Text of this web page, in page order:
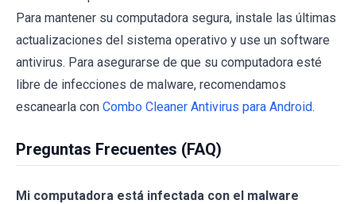
Para mantener su computadora segura, instale las últimas
actualizaciones del sistema operativo y use un software
antivirus. Para asegurarse de que su computadora esté
libre de infecciones de malware, recomendamos
escanearla con Combo Cleaner Antivirus para Android.
Preguntas Frecuentes (FAQ)
Mi computadora está infectada con el malware